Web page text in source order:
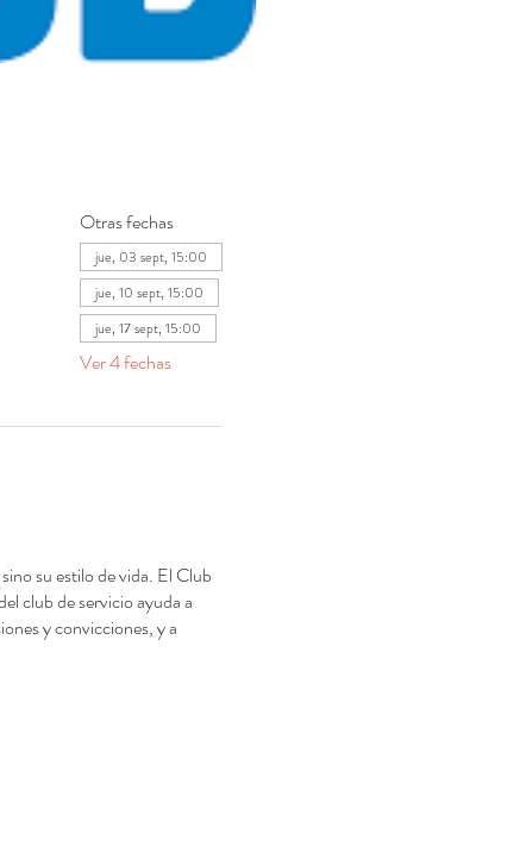
Otras fechas
jue, 03 sept, 15:00
jue, 10 sept, 15:00
jue, 17 sept, 15:00
Ver 4 fechas
su estilo de vida. El Club
club de servicio ayuda a
y convicciones, y a